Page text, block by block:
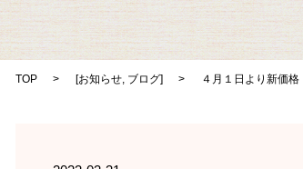
TOP [お知らせ, ブログ] ４月１日より新価格